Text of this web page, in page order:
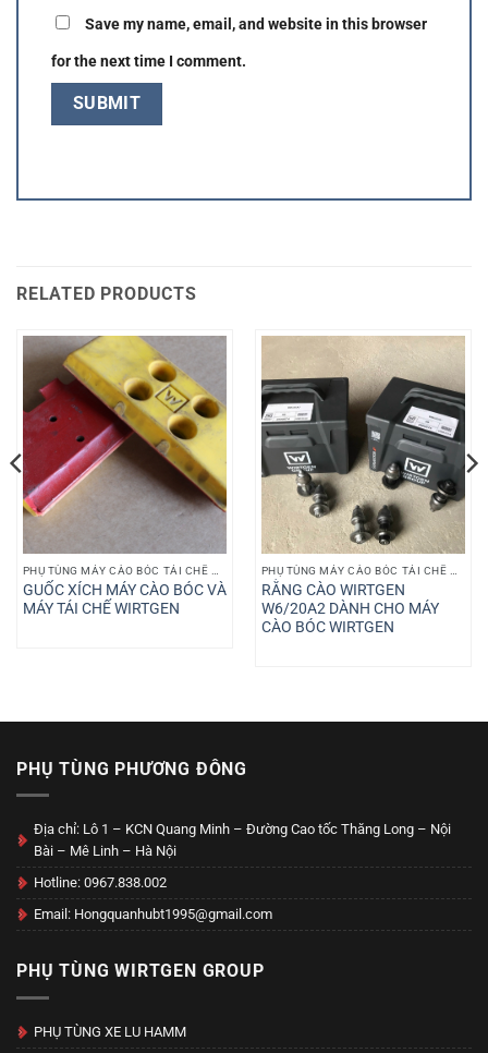
Save my name, email, and website in this browser
for the next time I comment.
RELATED PRODUCTS
GUỐC XÍCH MÁY CÀO BÓC VÀ
MÁY TÁI CHẾ WIRTGEN
RẰNG CÀO WIRTGEN
W6/20A2 DÀNH CHO MÁY
CÀO BÓC WIRTGEN
PHỤ TÙNG PHƯƠNG ĐÔNG
Địa chỉ: Lô 1 – KCN Quang Minh – Đường Cao tốc Thăng Long – Nội
Bài – Mê Linh – Hà Nội
Hotline: 0967.838.002
Email: Hongquanhubt1995@gmail.com
PHỤ TÙNG WIRTGEN GROUP
PHỤ TÙNG XE LU HAMM